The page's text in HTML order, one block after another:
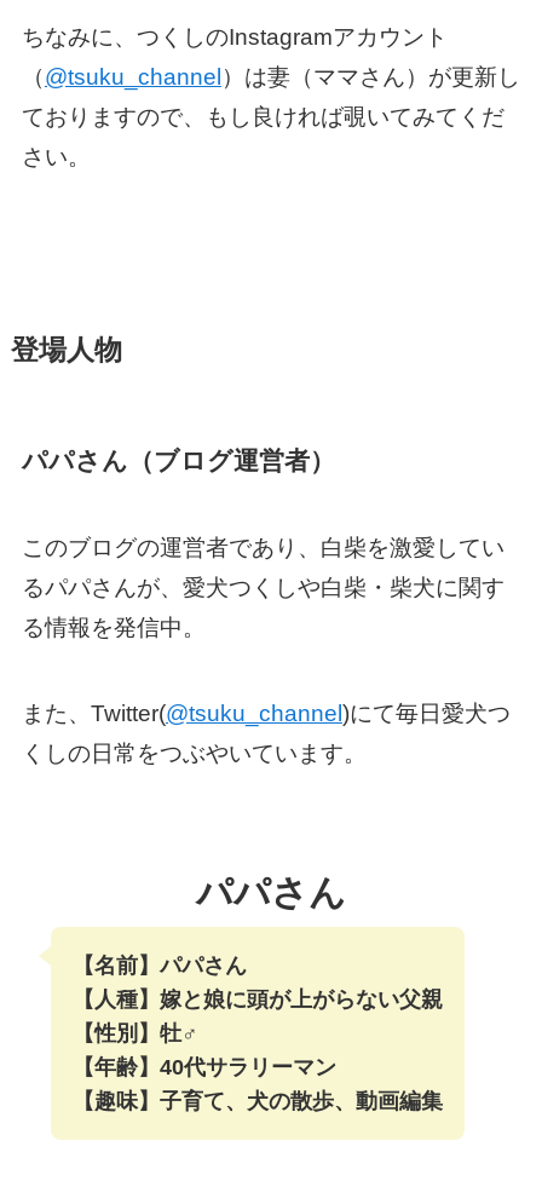
ちなみに、つくしのInstagramアカウント
（@tsuku_channel）は妻（ママさん）が更新し
ておりますので、もし良ければ覗いてみてくだ
さい。
登場人物
パパさん（ブログ運営者）
このブログの運営者であり、白柴を激愛してい
るパパさんが、愛犬つくしや白柴・柴犬に関す
る情報を発信中。
また、Twitter(@tsuku_channel)にて毎日愛犬つ
くしの日常をつぶやいています。
パパさん
【名前】パパさん
【人種】嫁と娘に頭が上がらない父親
【性別】牡♂
【年齢】40代サラリーマン
【趣味】子育て、犬の散歩、動画編集